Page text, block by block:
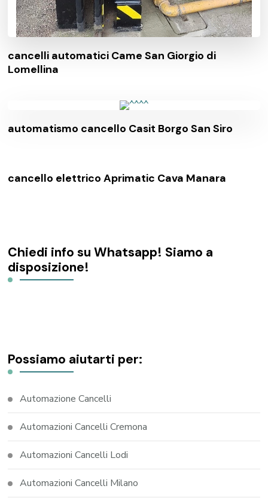
cancelli automatici Came San Giorgio di
Lomellina
automatismo cancello Casit Borgo San Siro
cancello elettrico Aprimatic Cava Manara
Chiedi info su Whatsapp! Siamo a
disposizione!
Possiamo aiutarti per:
Automazione Cancelli
Automazioni Cancelli Cremona
Automazioni Cancelli Lodi
Automazioni Cancelli Milano